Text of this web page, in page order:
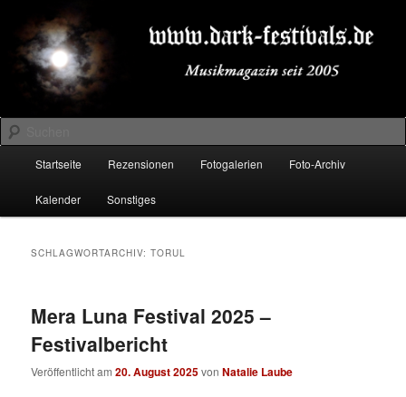
primären
Inhalt
springen
sekundären
Inhalt
springenDARK-FESTIVALS.DE
Suchen
Startseite Rezensionen Fotogalerien Foto-Archiv
Kalender Sonstiges
SCHLAGWORTARCHIV:TORUL
Mera Luna Festival 2025 –
Festivalbericht
Veröffentlicht am20. August 2025vonNatalie Laube